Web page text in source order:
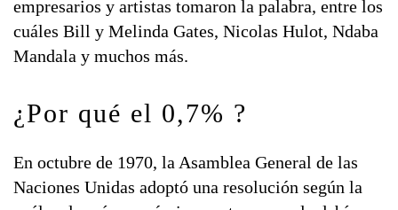
empresarios y artistas tomaron la palabra, entre los
cuáles Bill y Melinda Gates, Nicolas Hulot, Ndaba
Mandala y muchos más.
¿Por qué el 0,7% ?
En octubre de 1970, la Asamblea General de las
Naciones Unidas adoptó una resolución según la